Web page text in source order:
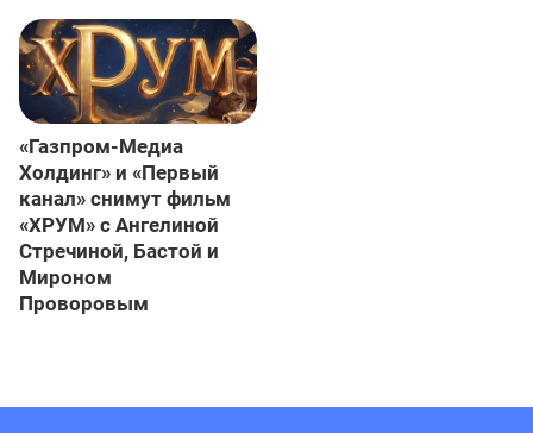
«Газпром-Медиа
Холдинг» и «Первый
канал» снимут фильм
«ХРУМ» с Ангелиной
Стречиной, Бастой и
Мироном
Проворовым